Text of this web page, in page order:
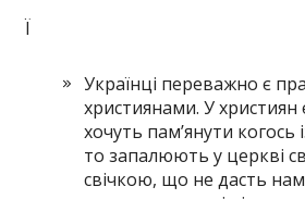
Ї
Українці переважно є
християнами. У християн
хочуть пам’янути когось
то запалюють у церкві
свічкою, що не дасть нам